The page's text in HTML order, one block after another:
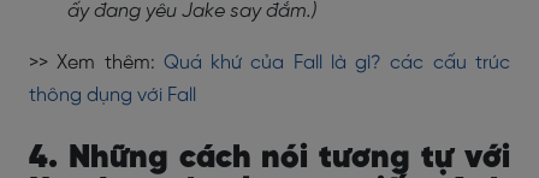
ấy đang yêu Jake say đắm.)
>> Xem thêm: Quá khứ của Fall là gì? các cấu trúc
thông dụng với Fall
4. Những cách nói tương tự với